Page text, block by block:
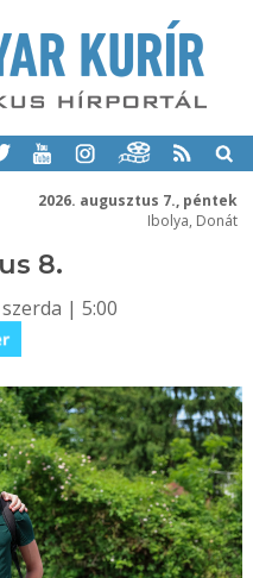
2026. augusztus 7., péntek
Ibolya, Donát
8.
| 5:00